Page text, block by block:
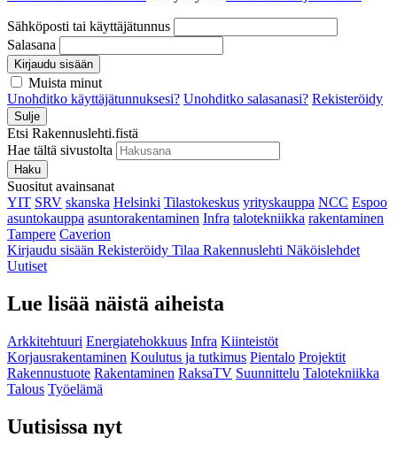
Sähköposti tai käyttäjätunnus
Salasana
Kirjaudu sisään
Muista minut
Unohditko käyttäjätunnuksesi? Unohditko salasanasi? Rekisteröidy
Sulje
Etsi Rakennuslehti.fistä
Hae tältä sivustolta
Haku
Suositut avainsanat
YIT SRV skanska Helsinki Tilastokeskus yrityskauppa NCC Espoo
asuntokauppa asuntorakentaminen Infra talotekniikka rakentaminen
Tampere Caverion
Kirjaudu sisään Rekisteröidy Tilaa Rakennuslehti Näköislehdet
Uutiset
Lue lisää näistä aiheista
Arkkitehtuuri Energiatehokkuus Infra Kiinteistöt
Korjausrakentaminen Koulutus ja tutkimus Pientalo Projektit
Rakennustuote Rakentaminen RaksaTV Suunnittelu Talotekniikka
Talous Työelämä
Uutisissa nyt